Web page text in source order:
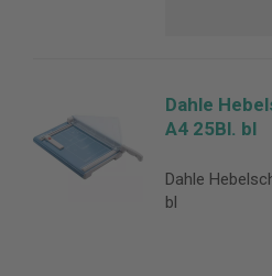
Dahle
A4 25Bl. bl
Dahle
bl